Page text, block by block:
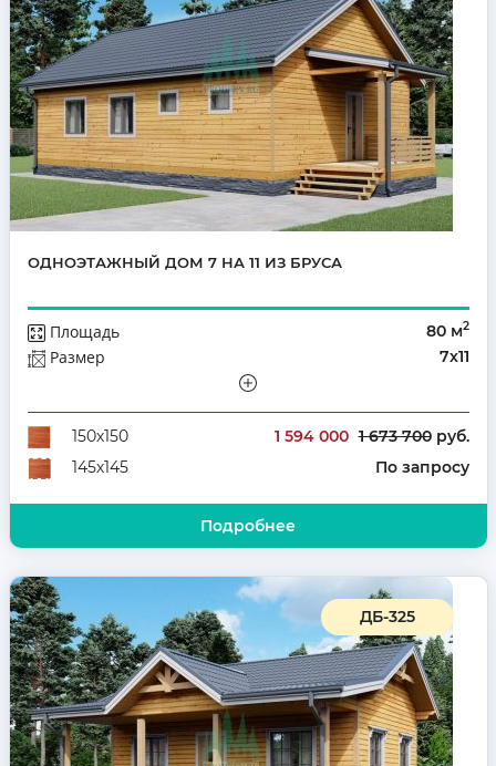
ОДНОЭТАЖНЫЙ ДОМ 7 НА 11 ИЗ БРУСА
Площадь 80 м2
Размер 7х11
Количество комнат
3
150х150
1 594 000 1 673 700руб.
145х145
По запросу
Подробнее
ДБ-325